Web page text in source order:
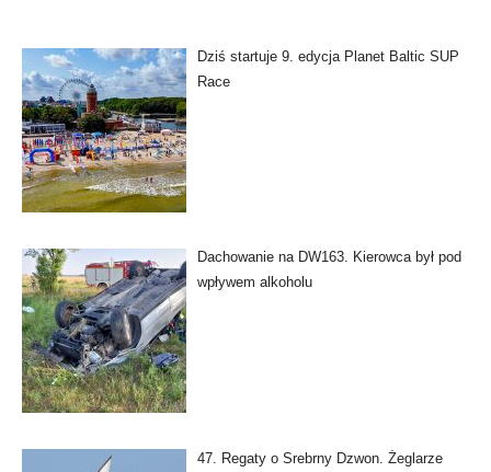
Dziś startuje 9. edycja Planet Baltic SUP
Race
Dachowanie na DW163. Kierowca był pod
wpływem alkoholu
47. Regaty o Srebrny Dzwon. Żeglarze